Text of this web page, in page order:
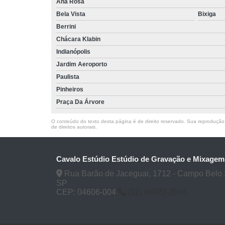
Ana Rosa
Bela Vista
Bixiga
Berrini
Chácara Klabin
Indianópolis
Jardim Aeroporto
Paulista
Pinheiros
Praça Da Árvore
O conteúdo do texto desta página é de direito reservado. Sua
de direitos autorais
Cavalo Estúdio Estúdio de Gravação e Mixagem
Rua Barão de Jaceguai, 1712 - Campo Belo
SP
CEP: 04606-004